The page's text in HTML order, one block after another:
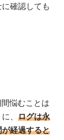
確認しても
悩むことは
、 ログは永
経過すると